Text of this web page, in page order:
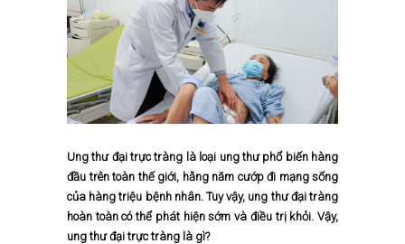
Ung thư đại trực tràng là loại ung thư phổ biến hàng
đầu trên toàn thế giới, hằng năm cướp đi mạng sống
của hàng triệu bệnh nhân. Tuy vậy, ung thư đại tràng
hoàn toàn có thể phát hiện sớm và điều trị khỏi. Vậy,
ung thư đại trực tràng là gì?